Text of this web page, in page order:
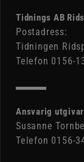
Tidnings AB
Postadress:
Tidningen
Telefon 0156-
Ansvarig
Susanne
Telefon 0156-